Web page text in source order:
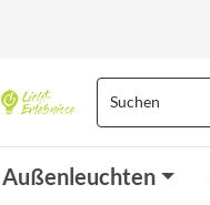
Außenleuchten